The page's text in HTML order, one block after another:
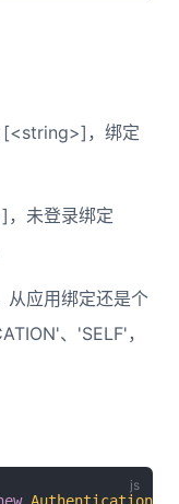
[<string>]，绑定
未登录绑定
应用绑定还是个
、'SELF'，